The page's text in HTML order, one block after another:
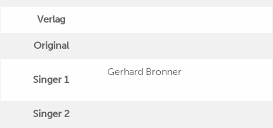
Verlag
Original
Singer 1
Gerhard Bronner
Singer 2